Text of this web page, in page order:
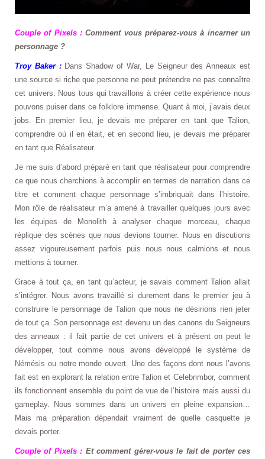
Couple of Pixels : Comment vous préparez-vous à incarner un
personnage ?
Troy Baker :Dans Shadow of War, Le Seigneur des Anneaux est
une source si riche que personne ne peut prétendre ne pas connaître
cet univers. Nous tous qui travaillons à créer cette expérience nous
pouvons puiser dans ce folklore immense. Quant à moi, j’avais deux
jobs. En premier lieu, je devais me préparer en tant que Talion,
comprendre où il en était, et en second lieu, je devais me préparer
en tant que Réalisateur.
Je me suis d’abord préparé en tant que réalisateur pour comprendre
ce que nous cherchions à accomplir en termes de narration dans ce
titre et comment chaque personnage s’imbriquait dans l’histoire.
Mon rôle de réalisateur m’a amené à travailler quelques jours avec
les équipes de Monolith à analyser chaque morceau, chaque
réplique des scènes que nous devions tourner. Nous en discutions
assez vigoureusement parfois puis nous nous calmions et nous
mettions à tourner.
Grace à tout ça, en tant qu’acteur, je savais comment Talion allait
s’intégrer. Nous avons travaillé si durement dans le premier jeu à
construire le personnage de Talion que nous ne désirions rien jeter
de tout ça. Son personnage est devenu un des canons du Seigneurs
des anneaux : il fait partie de cet univers et à présent on peut le
développer, tout comme nous avons développé le système de
Némésis ou notre monde ouvert. Une des façons dont nous l’avons
fait est en explorant la relation entre Talion et Celebrimbor, comment
ils fonctionnent ensemble du point de vue de l’histoire mais aussi du
gameplay. Nous sommes dans un univers en pleine expansion…
Mais ma préparation dépendait vraiment de quelle casquette je
devais porter.
Couple of Pixels : Et comment gérer-vous le fait de porter ces